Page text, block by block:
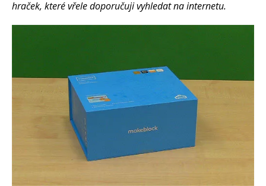
hraček, které vřele doporučuji vyhledat na internetu.